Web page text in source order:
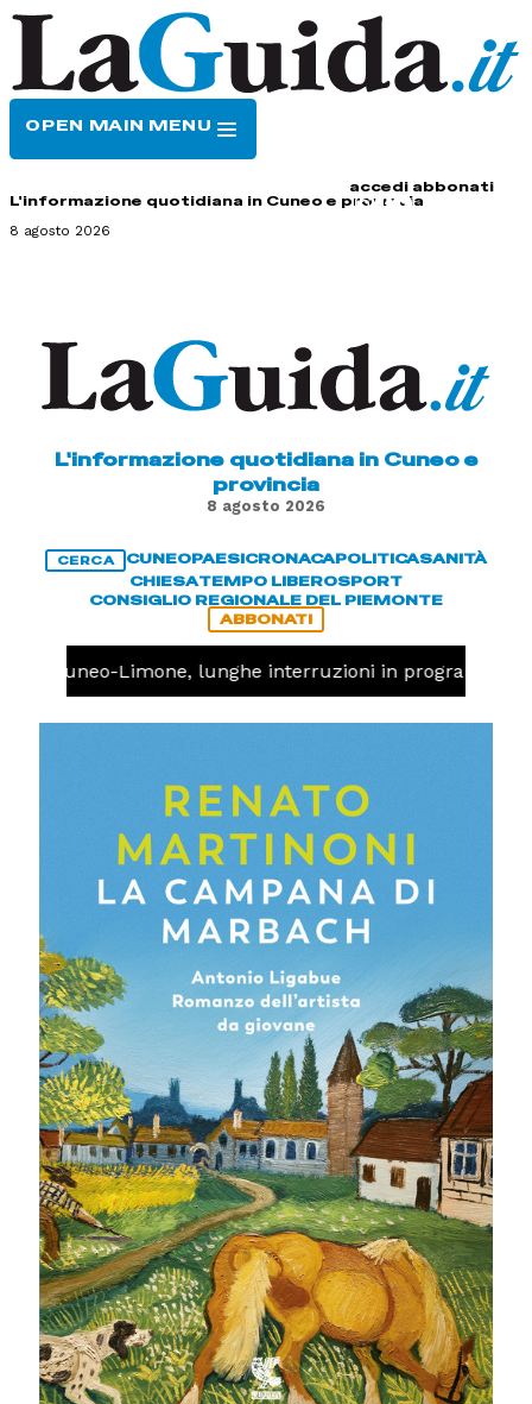
OPEN MAIN MENU
accedi abbonati
L'informazione quotidiana in Cuneo e provincia
8 agosto 2026
L'informazione quotidiana in Cuneo e
provincia
8 agosto 2026
CERCA CUNEOPAESICRONACAPOLITICASANITÀ
CHIESATEMPO LIBEROSPORT
CONSIGLIO REGIONALE DEL PIEMONTE
ABBONATI
Cuneo-Limone, lunghe interruzioni in programma